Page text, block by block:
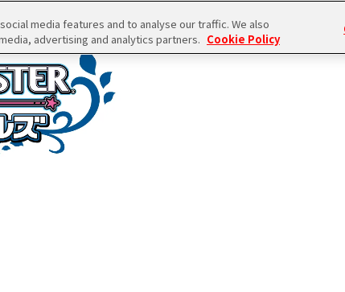
media features and to analyse our traffic. We also
advertising and analytics partners. Cookie Policy